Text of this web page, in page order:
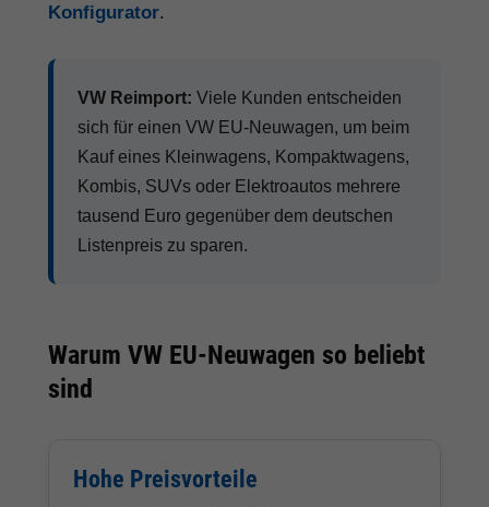
Konfigurator.
VW Reimport: Viele Kunden entscheiden
sich für einen VW EU-Neuwagen, um beim
Kauf eines Kleinwagens, Kompaktwagens,
Kombis, SUVs oder Elektroautos mehrere
tausend Euro gegenüber dem deutschen
Listenpreis zu sparen.
Warum VW EU-Neuwagen so beliebt
sind
Hohe Preisvorteile